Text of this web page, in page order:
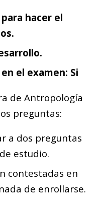
hacer el
el examen: Si
de Antropología
preguntas:
a dos preguntas
estudio.
contestadas en
de enrollarse.